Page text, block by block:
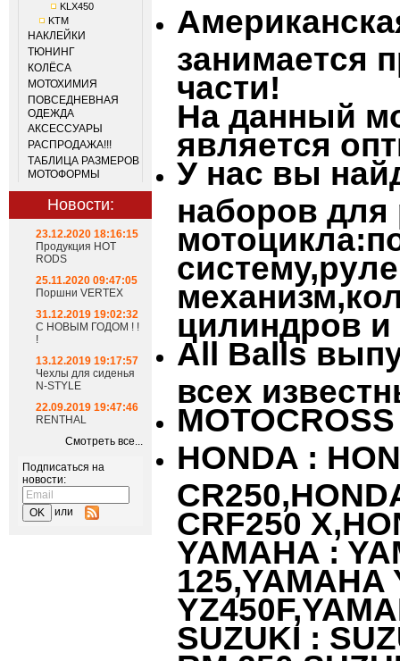
KLX450
KTM
НАКЛЕЙКИ
ТЮНИНГ
КОЛЁСА
МОТОХИМИЯ
ПОВСЕДНЕВНАЯ
ОДЕЖДА
АКСЕССУАРЫ
РАСПРОДАЖА!!!
ТАБЛИЦА РАЗМЕРОВ
МОТОФОРМЫ
Новости:
23.12.2020 18:16:15
Продукция HOT
RODS
25.11.2020 09:47:05
Поршни VERTEX
31.12.2019 19:02:32
С НОВЫМ ГОДОМ ! !
!
13.12.2019 19:17:57
Чехлы для сиденья
N-STYLE
22.09.2019 19:47:46
RENTHAL
Смотреть все...
Подписаться на
новости:
или
занимается
части!
На данный
является
У нас вы
наборов для
цилиндров и
All Balls
всех
MOTOCROSS
HONDA :
CRF250
YAMAHA :
125,YAMAHA
SUZUKI :